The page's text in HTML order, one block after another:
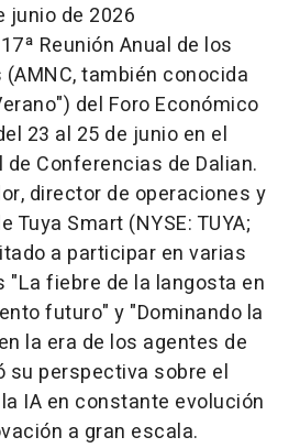
junio de 2026
Reunión Anual de los
también conocida
del Foro Económico
23 al 25 de junio en el
Conferencias de Dalian.
director de operaciones y
Smart (NYSE: TUYA;
a participar en varias
"La fiebre de la langosta en
futuro" y "Dominando la
la era de los agentes de
su perspectiva sobre el
IA en constante evolución
a gran escala.